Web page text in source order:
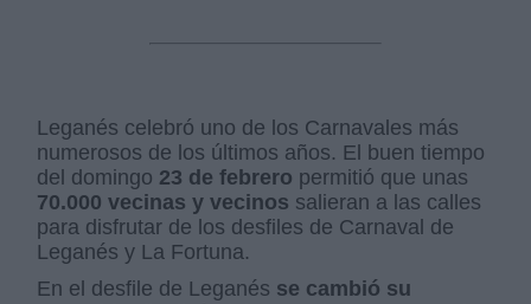
Leganés celebró uno de los Carnavales más
numerosos de los últimos años. El buen tiempo
del domingo 23 de febrero permitió que unas
70.000 vecinas y vecinos salieran a las calles
para disfrutar de los desfiles de Carnaval de
Leganés y La Fortuna.
En el desfile de Leganés se cambió su